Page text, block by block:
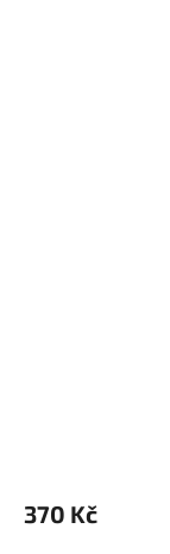
produktu
je
370 Kč